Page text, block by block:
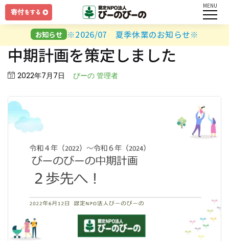
ログイン
ユーザー名とパスワードを入力してください。
ログインしたままにする
パスワードを忘れましたか？
MENU
お知らせ ※2026/07 夏季休業のお知らせ※
中期計画を策定しました
Posted
2022年7月7日 びーの 管理者